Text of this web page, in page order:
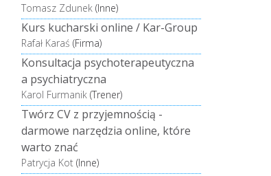
Tomasz Zdunek (Inne)
Kurs kucharski online / Kar-Group
Rafał Karaś (Firma)
Konsultacja psychoterapeutyczna
a psychiatryczna
Karol Furmanik (Trener)
Twórz CV z przyjemnością -
darmowe narzędzia online, które
warto znać
Patrycja Kot(Inne)